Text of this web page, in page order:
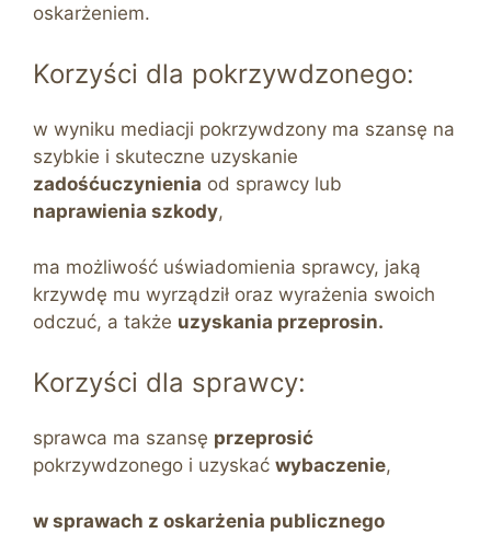
oskarżeniem.
Korzyści dla pokrzywdzonego:
w wyniku mediacji pokrzywdzony ma szansę na
szybkie i skuteczne uzyskanie
zadośćuczynienia od sprawcy lub
naprawienia szkody,
ma możliwość uświadomienia sprawcy, jaką
krzywdę mu wyrządził oraz wyrażenia swoich
odczuć, a także uzyskania przeprosin.
Korzyści dla sprawcy:
sprawca ma szansę przeprosić
pokrzywdzonego i uzyskać wybaczenie,
w sprawach z oskarżenia publicznego